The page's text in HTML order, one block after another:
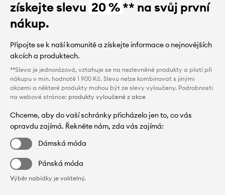
získejte slevu 20 %** na svůj první
nákup.
Připojte se k naší komunitě a získejte informace o nejnovějších
akcích a produktech.
**Sleva je jednorázová, vztahuje se na nezlevněné produkty a platí při
nákupu v min. hodnotě 1 900 Kč. Slevu nelze kombinovat s jinými
akcemi a některé produkty mohou být ze slevy vyloučeny. Podrobnosti
na webové stránce: produkty vyloučené z akce
Chceme, aby do vaší schránky přicházelo jen to, co vás
opravdu zajímá. Řekněte nám, zda vás zajímá:
Dámská móda
Pánská móda
Výběr nabídky je volitelný.